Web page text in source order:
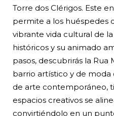
Torre dos Clérigos. Este
permite a los huéspedes
vibrante vida cultural de
históricos y su animado
pasos, descubrirás la
barrio artístico y de
de arte contemporáneo,
espacios creativos se
convirtiéndolo en un